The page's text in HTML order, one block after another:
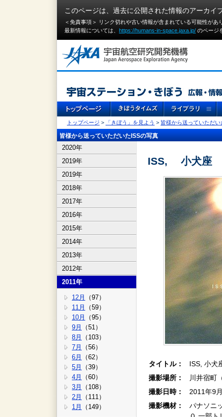
このページは、過去に公開された情報のアーカイ
＜免責事項＞ リンク切れや古い情報が含まれている可能性が
最新情報については、 https://humans-in-space.jaxa.jp/ のページ
トップページ > 「きぼう」を見よう > 皆様から送っていただい
皆様から送っていただいたISSの写真
2020年
2019年
2019年
2018年
2017年
2016年
2015年
2014年
2013年
2012年
2011年
12月
（97）
11月
（59）
10月
（95）
9月
（51）
8月
（103）
7月
（56）
6月
（62）
5月
（39）
4月
（60）
3月
（108）
2月
（111）
1月
（149）
ISS, 小犬座
タイトル：
ISS, 小犬
撮影場所：
川井宿町
撮影日時：
2011年9
撮影機材：
パナソニ